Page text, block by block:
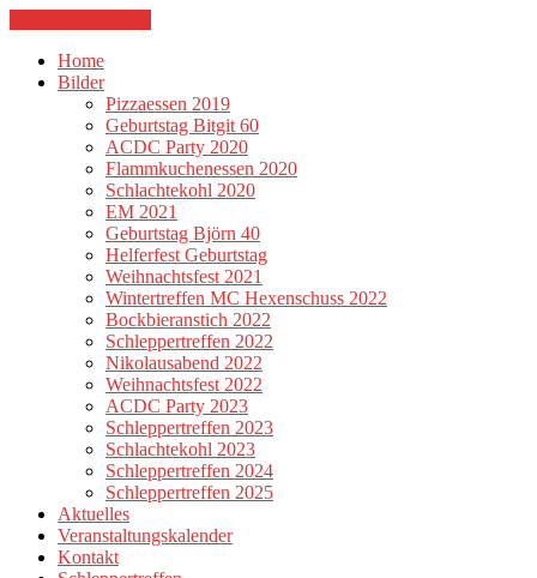
Home
Bilder
Pizzaessen 2019
Geburtstag Bitgit 60
ACDC Party 2020
Flammkuchenessen 2020
Schlachtekohl 2020
EM 2021
Geburtstag Björn 40
Helferfest Geburtstag
Weihnachtsfest 2021
Wintertreffen MC Hexenschuss 2022
Bockbieranstich 2022
Schleppertreffen 2022
Nikolausabend 2022
Weihnachtsfest 2022
ACDC Party 2023
Schleppertreffen 2023
Schlachtekohl 2023
Schleppertreffen 2024
Schleppertreffen 2025
Aktuelles
Veranstaltungskalender
Kontakt